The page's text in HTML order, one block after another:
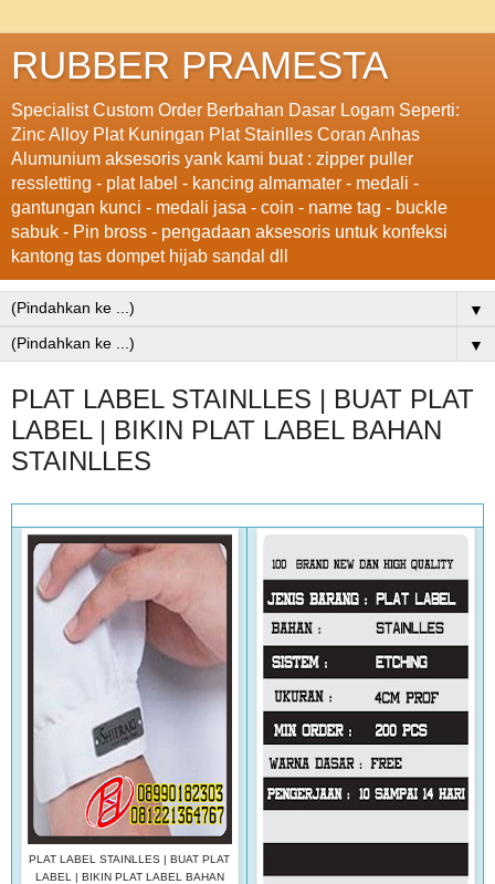
RUBBER PRAMESTA
Specialist Custom Order Berbahan Dasar Logam Seperti:
Zinc Alloy Plat Kuningan Plat Stainlles Coran Anhas
Alumunium aksesoris yank kami buat : zipper puller
ressletting - plat label - kancing almamater - medali -
gantungan kunci - medali jasa - coin - name tag - buckle
sabuk - Pin bross - pengadaan aksesoris untuk konfeksi
kantong tas dompet hijab sandal dll
▼
▼
PLAT LABEL STAINLLES | BUAT PLAT
LABEL | BIKIN PLAT LABEL BAHAN
STAINLLES
PLAT LABEL STAINLLES | BUAT PLAT
LABEL | BIKIN PLAT LABEL BAHAN